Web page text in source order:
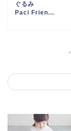
ぐるみ
Paci Frien...